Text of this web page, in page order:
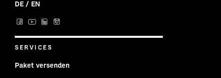
DE / EN
Post auf Facebook
Post auf YouTube
Post auf LinkedIn
SERVICES
Paket versenden